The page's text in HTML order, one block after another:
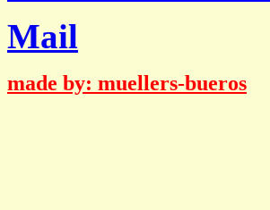
Mail
made by: muellers-bueros